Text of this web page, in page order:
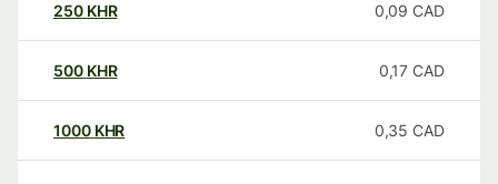
250 KHR 0,09 CAD
500 KHR 0,17 CAD
1000 KHR 0,35 CAD